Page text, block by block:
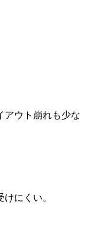
アウト崩れも少な
にくい。